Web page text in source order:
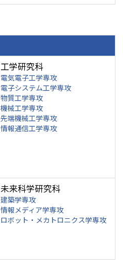
工学研究科
電気電子工学専攻
電子システム工学専攻
物質工学専攻
機械工学専攻
先端機械工学専攻
情報通信工学専攻
未来科学研究科
建築学専攻
情報メディア学専攻
ロボット・メカトロニクス学専攻